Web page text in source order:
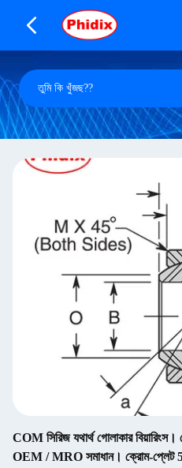
COM সিরিজ যথার্থ গোলাকার বিয়ারিংস।
OEM / MRO সমাধান। ক্রোম-প্লেট